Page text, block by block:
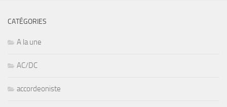
CATÉGORIES
A la une
AC/DC
accordeoniste